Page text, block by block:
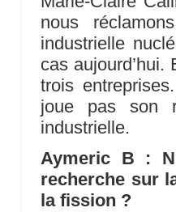
nous
industrielle
cas aujourd’hui.
trois
joue pas son
industrielle.
Aymeric B :
recherche sur
la fission ?